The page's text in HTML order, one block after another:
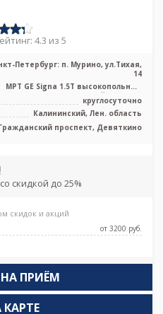
4.3 из 5
Петербург: п. Мурино, ул.Тихая,
14
МРТ GE Signa 1.5T высокопольный
закрытый тип, УЗИ
круглосуточно
Калининский, Лен. область
проспект, Девяткино
скидкой до 25%
скидок и акций
от 3200 pуб.
ПРИЁМ
КАРТЕ